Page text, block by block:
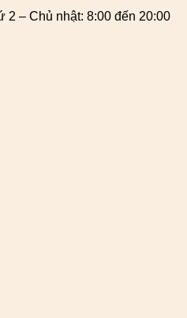
2 – Chủ nhật: 8:00 đến 20:00